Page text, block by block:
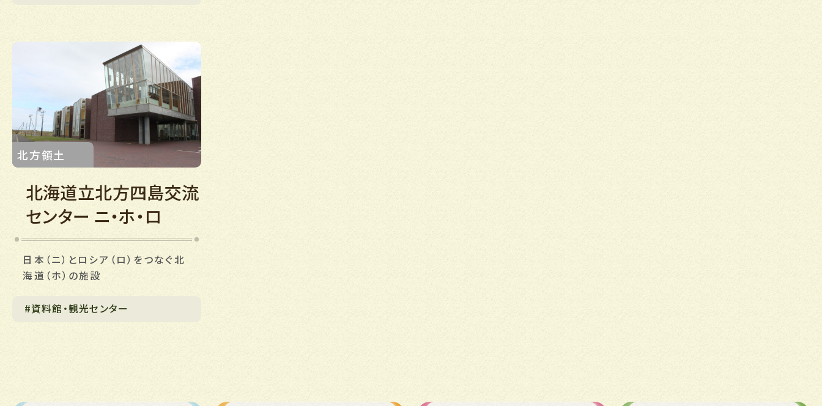
北方領土
北海道立北方四島交流
センター ニ・ホ・ロ
日本（ニ）とロシア（ロ）をつなぐ北
海道（ホ）の施設
#資料館・観光センター